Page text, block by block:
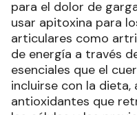
para el dolor de
usar apitoxina para
articulares como
de energía a través
esenciales que el
incluirse con la
antioxidantes que